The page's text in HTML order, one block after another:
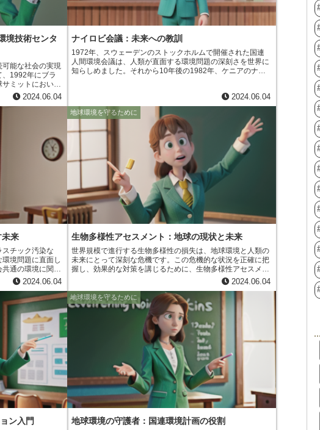
境技術センタ
能な社会の実現
1992年にブラ
サミットにおい
）の設立が決
における環境問
た機関です。
画（UNEP）の
以来、UNEP-
動対策など、様々
ってきました。
研修プログラム
います。
の拠点としての
重要な役割を果
2024.06.04
ナイロビ会議：未来への教訓
1972年、スウェーデンのストックホルムで開催された国連
人間環境会議は、人類が直面する環境問題の深刻さを世界に
知らしめました。それから10年後の1982年、ケニアのナイ
境宣言」の10周年を記念し、その後の10年間の環境問題へ
の取り組みを評価するとともに、未来へ向けた新たな行動計
画を策定することを目的としていました。
2024.06.04
来
チック汚染な
境問題に直面し
通の環境に関す
、2000年に設立
Global
ェ
関が参加し、5
報告書「GEOレ
、最新の科学的
来予測を行い、
ています。その
」とも呼ばれ、国
ています。
2024.06.04
地球環境を守るために
生物多様性アセスメント：地球の現状と未来
世界規模で進行する生物多様性の損失は、地球環境と人類の
未来にとって深刻な危機です。この危機的な状況を正確に把
握し、効果的な対策を講じるために、生物多様性アセスメン
トが重要な役割を担っています。生物多様性アセスメントと
は、ある地域や地球全体の生物多様性の状態を、科学的なデ
ータに基づいて評価するプロセスを指します。 世界生物多様
性アセスメントは、世界中の生物多様性の現状と傾向を評価
し、将来予測を行う国際的な取り組みです。このアセスメン
トは、国際的な専門家ネットワークによって実施され、その
結果は政策決定者や一般市民に提供されます。世界生物多様
性アセスメントの報告書は、生物多様性条約などの国際的な
政策決定の基盤となるだけでなく、私たち一人ひとりが生物
多様性の重要性と現状について理解を深めるための貴重な資
料となっています。
2024.06.04
ン入門
地球環境を守るために
地球環境の守護者：国連環境計画の役割